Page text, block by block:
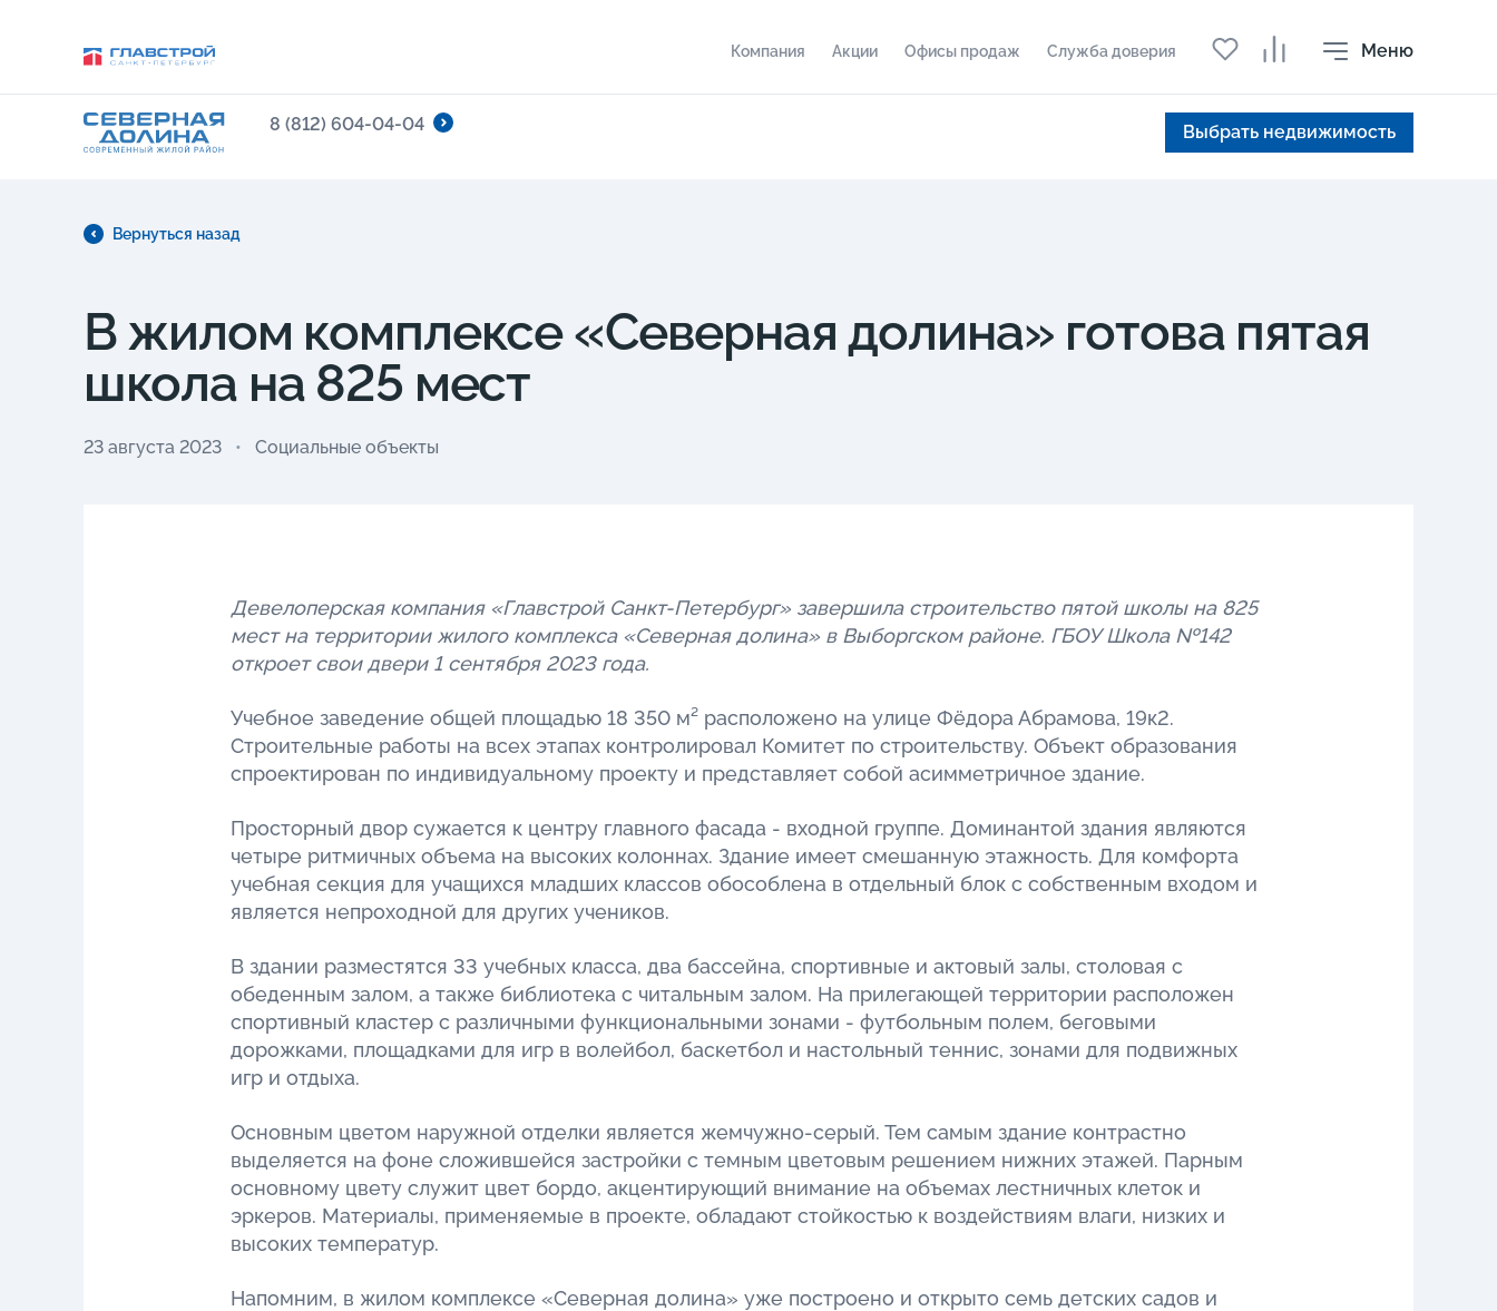
Компания Акции Офисы продаж Служба доверия Меню
8 (812) 604-04-04 Выбрать недвижимость
Вернуться назад
В жилом комплексе «Северная долина» готова пятая
школа на 825 мест
23 августа 2023 Социальные объекты
Девелоперская компания «Главстрой Санкт-Петербург» завершила строительство пятой школы на 825
мест на территории жилого комплекса «Северная долина» в Выборгском районе. ГБОУ Школа №142
откроет свои двери 1 сентября 2023 года.
Учебное заведение общей площадью 18 350 м² расположено на улице Фёдора Абрамова, 19к2.
Строительные работы на всех этапах контролировал Комитет по строительству. Объект образования
спроектирован по индивидуальному проекту и представляет собой асимметричное здание.
Просторный двор сужается к центру главного фасада - входной группе. Доминантой здания являются
четыре ритмичных объема на высоких колоннах. Здание имеет смешанную этажность. Для комфорта
учебная секция для учащихся младших классов обособлена в отдельный блок с собственным входом и
является непроходной для других учеников.
В здании разместятся 33 учебных класса, два бассейна, спортивные и актовый залы, столовая с
обеденным залом, а также библиотека с читальным залом. На прилегающей территории расположен
спортивный кластер с различными функциональными зонами - футбольным полем, беговыми
дорожками, площадками для игр в волейбол, баскетбол и настольный теннис, зонами для подвижных
игр и отдыха.
Основным цветом наружной отделки является жемчужно-серый. Тем самым здание контрастно
выделяется на фоне сложившейся застройки с темным цветовым решением нижних этажей. Парным
основному цвету служит цвет бордо, акцентирующий внимание на объемах лестничных клеток и
эркеров. Материалы, применяемые в проекте, обладают стойкостью к воздействиям влаги, низких и
высоких температур.
Напомним, в жилом комплексе «Северная долина» уже построено и открыто семь детских садов и